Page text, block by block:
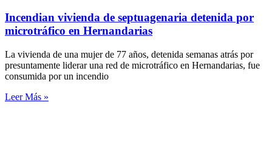
Incendian vivienda de septuagenaria detenida por
microtráfico en Hernandarias
La vivienda de una mujer de 77 años, detenida semanas atrás por
presuntamente liderar una red de microtráfico en Hernandarias, fue
consumida por un incendio
Leer Más »